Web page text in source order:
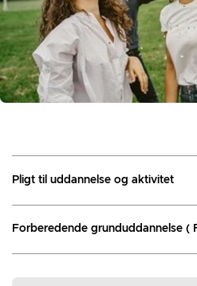
Pligt til uddannelse og aktivitet
Forberedende grunduddannelse (